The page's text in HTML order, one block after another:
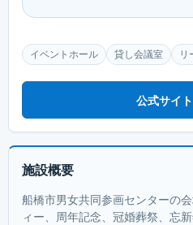
イベントホール 貸し会議室 リ
公式サイ
施設概要
船橋市男女共同参画センターの
ィー、周年記念、冠婚葬祭、忘